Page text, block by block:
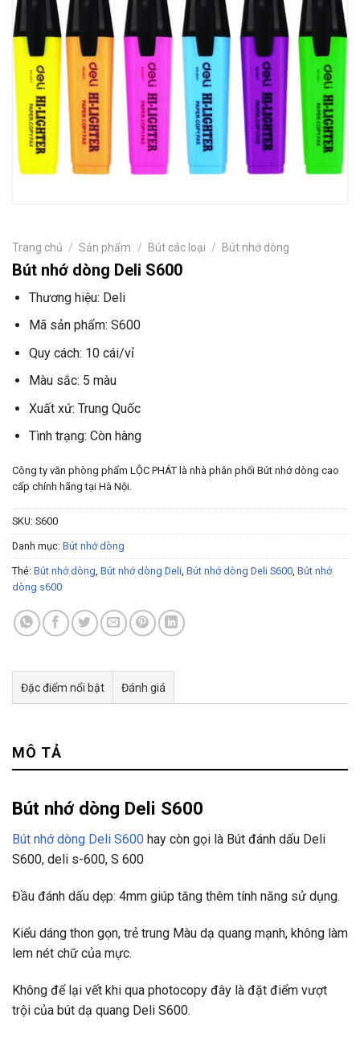
Trang chủ / Sản phẩm / Bút các loại / Bút nhớ dòng
Bút nhớ dòng Deli S600
Thương hiệu: Deli
Mã sản phẩm: S600
Quy cách: 10 cái/vỉ
Màu sắc: 5 màu
Xuất xứ: Trung Quốc
Tình trạng: Còn hàng
Công ty văn phòng phẩm LỘC PHÁT là nhà phân phối Bút nhớ dòng cao
cấp chính hãng tại Hà Nội.
SKU: S600
Danh mục: Bút nhớ dòng
Thẻ: Bút nhớ dòng, Bút nhớ dòng Deli, Bút nhớ dòng Deli S600, Bút nhớ
dòng s600
Đặc điểm nổi bật Đánh giá
MÔ TẢ
Bút nhớ dòng Deli S600
Bút nhớ dòng Deli S600 hay còn gọi là Bút đánh dấu Deli
S600, deli s-600, S 600
Đầu đánh dấu dẹp: 4mm giúp tăng thêm tính năng sử dụng.
Kiểu dáng thon gọn, trẻ trung Màu dạ quang mạnh, không làm
lem nét chữ của mực.
Không để lại vết khi qua photocopy đây là đặt điểm vượt
trội của bút dạ quang Deli S600.